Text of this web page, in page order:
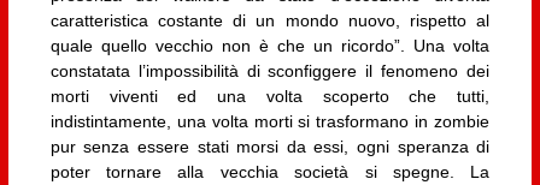
caratteristica costante di un mondo nuovo, rispetto al
quale quello vecchio non è che un ricordo”. Una volta
constatata l’impossibilità di sconfiggere il fenomeno dei
morti viventi ed una volta scoperto che tutti,
indistintamente, una volta morti si trasformano in zombie
pur senza essere stati morsi da essi, ogni speranza di
poter tornare alla vecchia società si spegne. La